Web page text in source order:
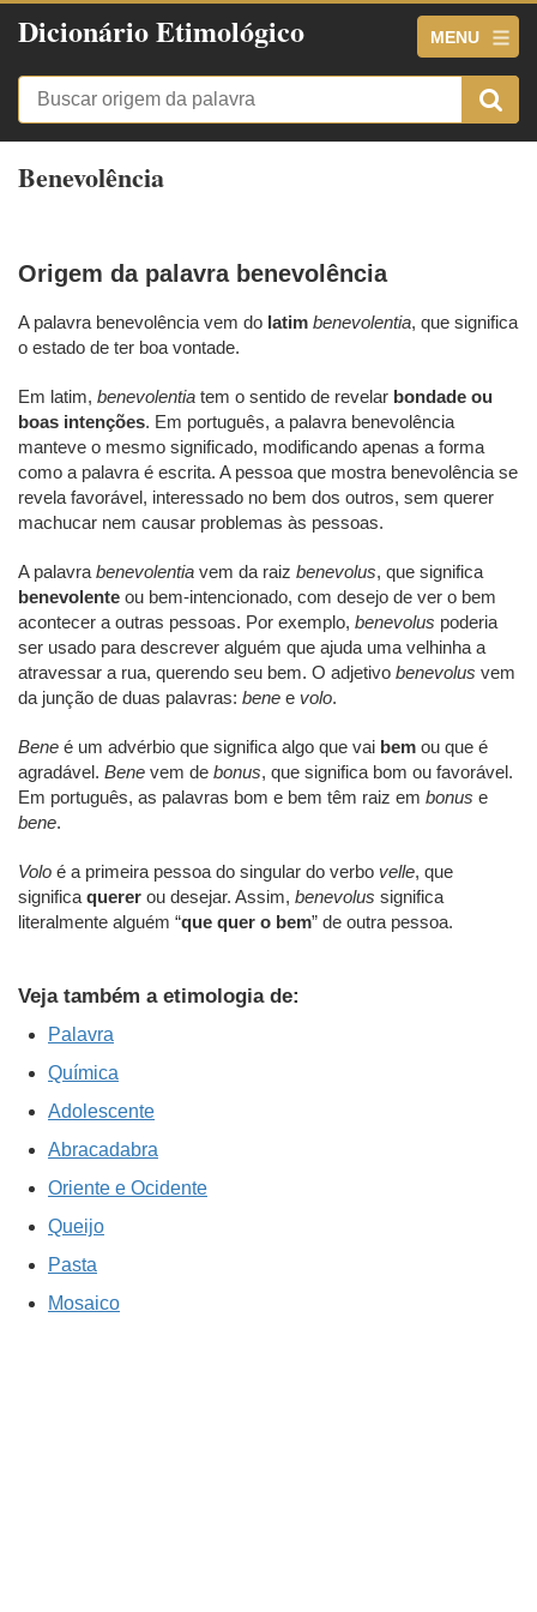
Dicionário Etimológico MENU
Benevolência
Origem da palavra benevolência
A palavra benevolência vem do latim benevolentia, que significa
o estado de ter boa vontade.
Em latim, benevolentia tem o sentido de revelar bondade ou
boas intenções. Em português, a palavra benevolência
manteve o mesmo significado, modificando apenas a forma
como a palavra é escrita. A pessoa que mostra benevolência se
revela favorável, interessado no bem dos outros, sem querer
machucar nem causar problemas às pessoas.
A palavra benevolentia vem da raiz benevolus, que significa
benevolente ou bem-intencionado, com desejo de ver o bem
acontecer a outras pessoas. Por exemplo, benevolus poderia
ser usado para descrever alguém que ajuda uma velhinha a
atravessar a rua, querendo seu bem. O adjetivo benevolus vem
da junção de duas palavras: bene e volo.
Bene é um advérbio que significa algo que vai bem ou que é
agradável. Bene vem de bonus, que significa bom ou favorável.
Em português, as palavras bom e bem têm raiz em bonus e
bene.
Volo é a primeira pessoa do singular do verbo velle, que
significa querer ou desejar. Assim, benevolus significa
literalmente alguém “que quer o bem” de outra pessoa.
Veja também a etimologia de:
Palavra
Química
Adolescente
Abracadabra
Oriente e Ocidente
Queijo
Pasta
Mosaico